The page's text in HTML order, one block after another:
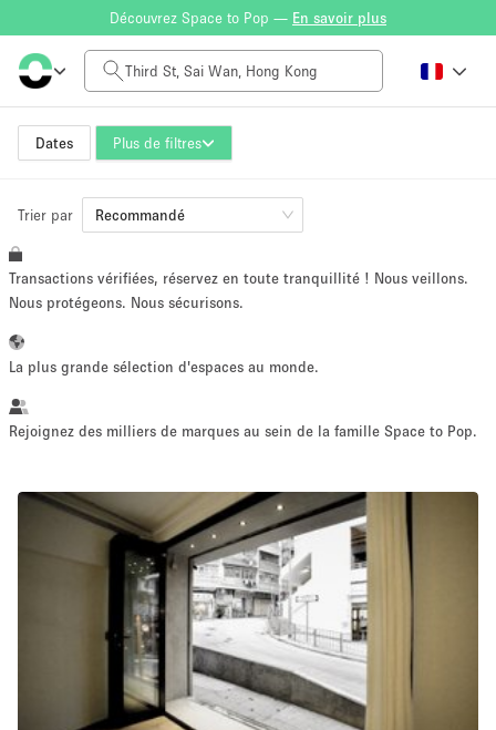
Découvrez Space to Pop — En savoir plus
Dates Plus de filtres
Tarif à la journée
HK$0
Taille de l'espace
~ 13 personnes
Vente au
détail
Showroom Événement Art Alimentation
Conférence Réunion Bureaux
Partagé
Trier par Recommandé
Transactions vérifiées, réservez en toute tranquillité ! Nous veillons.
Nous protégeons. Nous sécurisons.
La plus grande sélection d'espaces au monde.
Rejoignez des milliers de marques au sein de la famille Space to Pop.